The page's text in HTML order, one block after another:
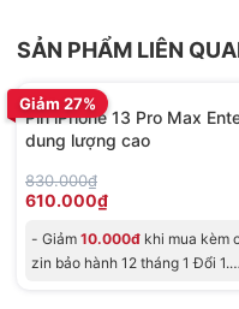
Pin EnterTech là hàng
trà bán tràn lan ngoài
3. Tổng quan về
EnterTech:
phẩm lên đến 1000 lần
SẢN PHẨM LIÊN
Giảm 27%
BH 12 tháng
Pin iPhone 13 Pro Max
dung lượng cao
830.000₫
610.000₫
- Giảm 10.000đ khi mua kèm
zin bảo hành 12 tháng 1 Đổi 1.